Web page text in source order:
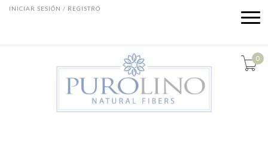
INICIAR SESIÓN / REGISTRO
0